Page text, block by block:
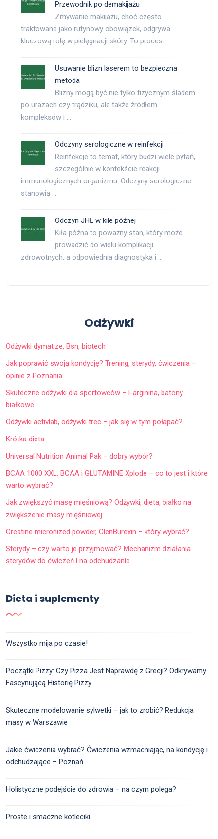
Przewodnik po demakijażu
Zmywanie makijażu, choć często
traktowane jako rutynowy obowiązek, odgrywa
kluczową rolę w pielęgnacji skóry. To proces, …
Usuwanie blizn laserem to bezpieczna
metoda
Blizny mogą być nie tylko fizycznym śladem
po urazach czy trądziku, ale także źródłem
kompleksów i …
Odczyny serologiczne w reinfekcji
Reinfekcje to temat, który budzi wiele pytań,
szczególnie w kontekście reakcji
immunologicznych organizmu. Odczyny serologiczne
stanowią …
Odczyn JHŁ w kile późnej
Kiła późna to poważny stan, który może
prowadzić do wielu komplikacji
zdrowotnych, a odpowiednia diagnostyka i …
Odżywki
Odżywki dymatize, Bsn, biotech
Jak poprawić swoją kondycję? Trening, sterydy, ćwiczenia –
opinie z Poznania
Skuteczne odżywki dla sportowców – l-arginina, batony
białkowe
Odżywki activlab, odżywki trec – jak się w tym połapać?
Krótka dieta
Universal Nutrition Animal Pak – dobry wybór?
BCAA 1000 XXL. BCAA i GLUTAMINE Xplode – co to jest i które
warto wybrać?
Jak zwiększyć masę mięśniową? Odżywki, dieta, białko na
zwiększenie masy mięśniowej
Creatine micronized powder, ClenBurexin – który wybrać?
Sterydy – czy warto je przyjmować? Mechanizm działania
sterydów do ćwiczeń i na odchudzanie
Dieta i suplementy
Wszystko mija po czasie!
Początki Pizzy: Czy Pizza Jest Naprawdę z Grecji? Odkrywamy
Fascynującą Historię Pizzy
Skuteczne modelowanie sylwetki – jak to zrobić? Redukcja
masy w Warszawie
Jakie ćwiczenia wybrać? Ćwiczenia wzmacniając, na kondycję i
odchudzające – Poznań
Holistyczne podejście do zdrowia – na czym polega?
Proste i smaczne kotleciki